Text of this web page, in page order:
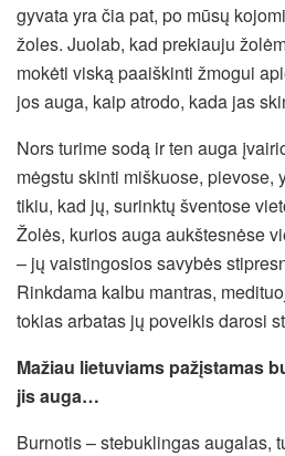
gyvata yra čia pat, po mūsų
žoles. Juolab, kad prekiauju
mokėti viską paaiškinti žmogui
jos auga, kaip atrodo, kada jas
Nors turime sodą ir ten auga
mėgstu skinti miškuose, pievose,
tikiu, kad jų, surinktų šventose
Žolės, kurios auga aukštesnėse
– jų vaistingosios savybės
Rinkdama kalbu mantras,
tokias arbatas jų poveikis darosi
Mažiau lietuviams pažįstamas
jis auga…
Burnotis – stebuklingas augalas,